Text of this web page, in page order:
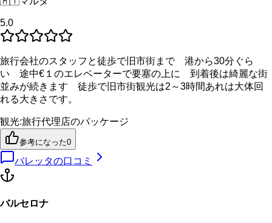
5.0
旅行会社のスタッフと徒歩で旧市街まで 港から30分ぐら
い 途中€１のエレベーターで要塞の上に 到着後は綺麗な街
並みが続きます 徒歩で旧市街観光は2～3時間あれは大体回
れる大きさです。
観光:旅行代理店のパッケージ
参考になった0
バレッタの口コミ
バルセロナ